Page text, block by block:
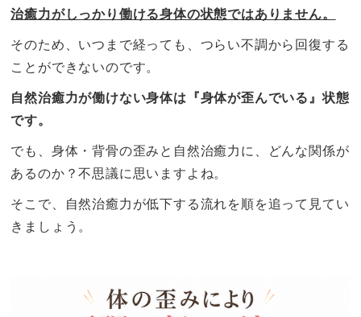
治癒力がしっかり働ける身体の状態ではありません。
そのため、いつまで経っても、つらい不調から回復する
ことができないのです。
自然治癒力が働けない身体は『身体が歪んでいる』状態
です。
でも、身体・背骨の歪みと自然治癒力に、どんな関係が
あるのか？不思議に思いますよね。
そこで、自然治癒力が低下する流れを順を追って見てい
きましょう。